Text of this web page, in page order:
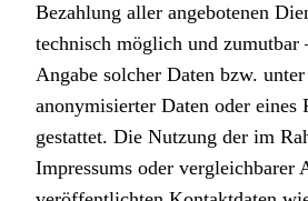
Bezahlung aller angebotenen
technisch möglich und zumutbar
Angabe solcher Daten bzw.
anonymisierter Daten oder eines
gestattet. Die Nutzung der im
Impressums oder vergleichbarer